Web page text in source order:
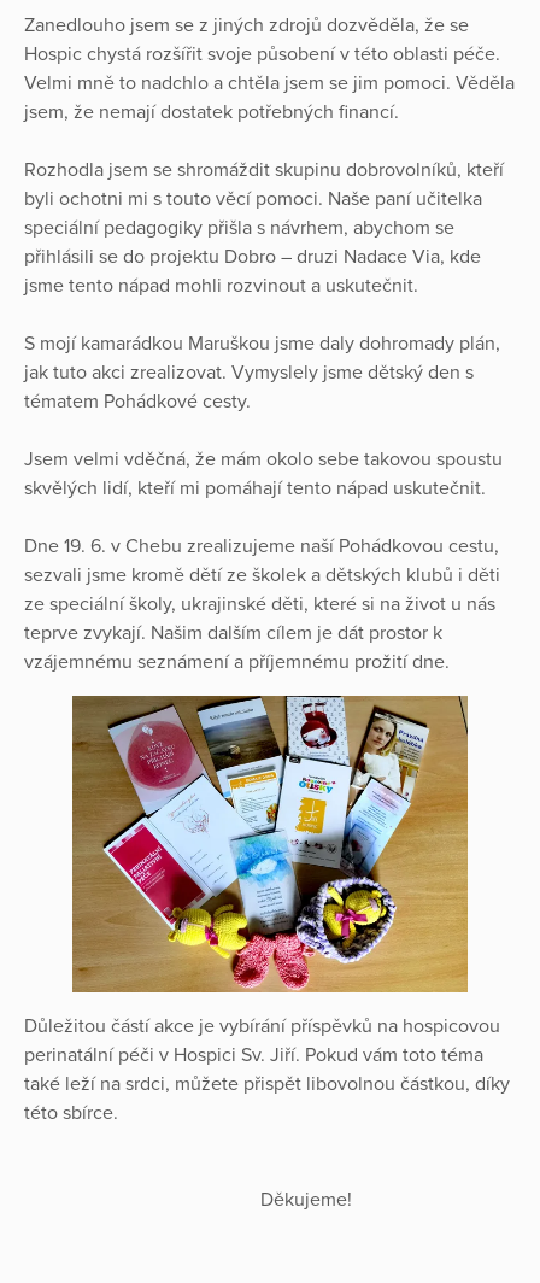
Zanedlouho jsem se z jiných zdrojů dozvěděla, že se
Hospic chystá rozšířit svoje působení v této oblasti péče.
Velmi mně to nadchlo a chtěla jsem se jim pomoci. Věděla
jsem, že nemají dostatek potřebných financí.
Rozhodla jsem se shromáždit skupinu dobrovolníků, kteří
byli ochotni mi s touto věcí pomoci. Naše paní učitelka
speciální pedagogiky přišla s návrhem, abychom se
přihlásili se do projektu Dobro – druzi Nadace Via, kde
jsme tento nápad mohli rozvinout a uskutečnit.
S mojí kamarádkou Maruškou jsme daly dohromady plán,
jak tuto akci zrealizovat. Vymyslely jsme dětský den s
tématem Pohádkové cesty.
Jsem velmi vděčná, že mám okolo sebe takovou spoustu
skvělých lidí, kteří mi pomáhají tento nápad uskutečnit.
Dne 19. 6. v Chebu zrealizujeme naší Pohádkovou cestu,
sezvali jsme kromě dětí ze školek a dětských klubů i děti
ze speciální školy, ukrajinské děti, které si na život u nás
teprve zvykají. Našim dalším cílem je dát prostor k
vzájemnému seznámení a příjemnému prožití dne.
Důležitou částí akce je vybírání příspěvků na hospicovou
perinatální péči v Hospici Sv. Jiří. Pokud vám toto téma
také leží na srdci, můžete přispět libovolnou částkou, díky
této sbírce.
Děkujeme!